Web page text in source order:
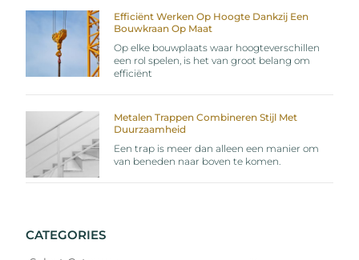
Efficiënt Werken Op Hoogte Dankzij Een
Bouwkraan Op Maat
Op elke bouwplaats waar hoogteverschillen
een rol spelen, is het van groot belang om
efficiënt
Metalen Trappen Combineren Stijl Met
Duurzaamheid
Een trap is meer dan alleen een manier om
van beneden naar boven te komen.
CATEGORIES